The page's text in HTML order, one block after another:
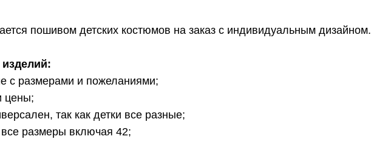
пошивом детских костюмов на заказ с индивидуальным дизайном.
с размерами и пожеланиями;
цены;
так как детки все разные;
размеры включая 42;